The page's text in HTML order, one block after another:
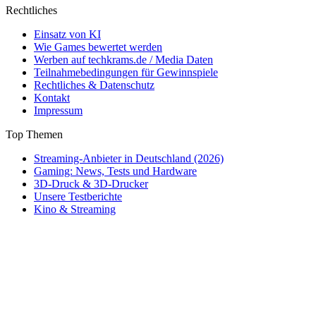
Rechtliches
Einsatz von KI
Wie Games bewertet werden
Werben auf techkrams.de / Media Daten
Teilnahmebedingungen für Gewinnspiele
Rechtliches & Datenschutz
Kontakt
Impressum
Top Themen
Streaming-Anbieter in Deutschland (2026)
Gaming: News, Tests und Hardware
3D-Druck & 3D-Drucker
Unsere Testberichte
Kino & Streaming